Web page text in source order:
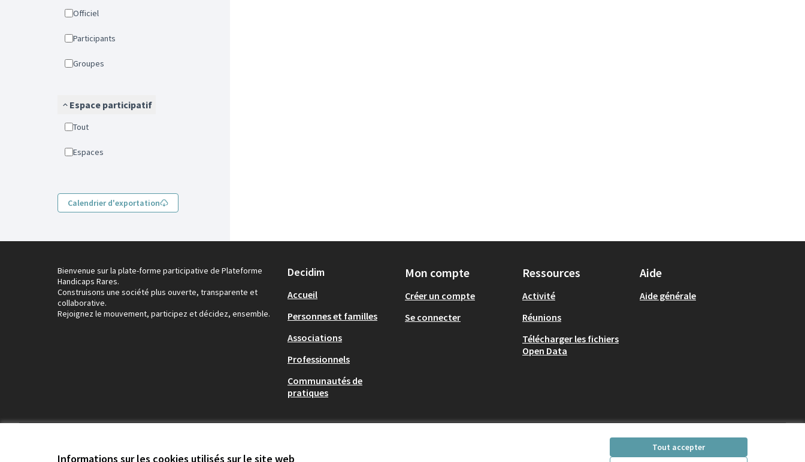
Informations sur les cookies utilisés sur le site web
Tout accepter
Officiel
Participants
Groupes
Espace participatif
Tout
Espaces
Calendrier d'exportation
Bienvenue sur la plate-forme participative de Plateforme
Handicaps Rares.
Construisons une société plus ouverte, transparente et
collaborative.
Rejoignez le mouvement, participez et décidez, ensemble.
Decidim
Accueil
Personnes et familles
Associations
Professionnels
Communautés de
pratiques
Mon compte
Créer un compte
Se connecter
Ressources
Activité
Réunions
Télécharger les fichiers
Open Data
Aide
Aide générale